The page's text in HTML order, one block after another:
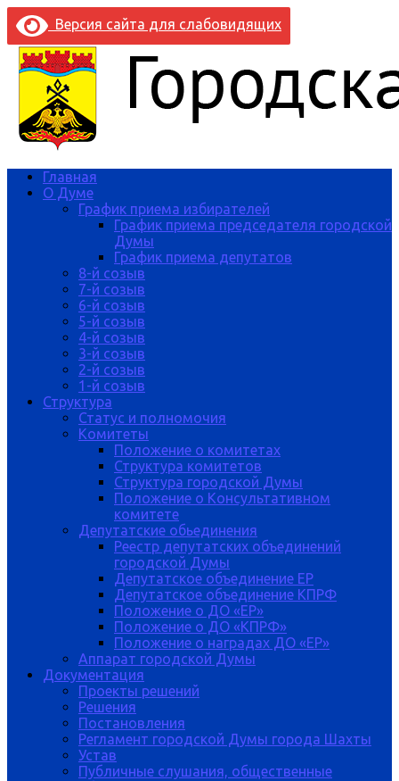
Версия сайта для слабовидящих
Главная
О Думе
График приема избирателей
График приема председателя городской
Думы
График приема депутатов
8-й созыв
7-й созыв
6-й созыв
5-й созыв
4-й созыв
3-й созыв
2-й созыв
1-й созыв
Структура
Статус и полномочия
Комитеты
Положение о комитетах
Структура комитетов
Структура городской Думы
Положение о Консультативном
комитете
Депутатские обьединения
Реестр депутатских объединений
городской Думы
Депутатское объединение ЕР
Депутатское объединение КПРФ
Положение о ДО «ЕР»
Положение о ДО «КПРФ»
Положение о наградах ДО «ЕР»
Аппарат городской Думы
Документация
Проекты решений
Решения
Постановления
Регламент городской Думы города Шахты
Устав
Публичные слушания, общественные